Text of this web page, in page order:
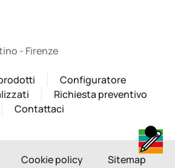
- Firenze
Configuratore
Richiesta preventivo
Contattaci
Cookie policy Sitemap